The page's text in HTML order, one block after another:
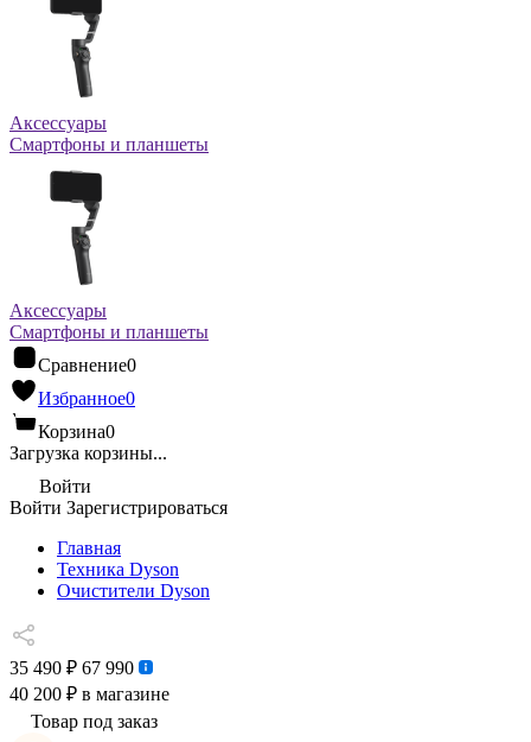
Аксессуары
Смартфоны и планшеты
Аксессуары
Смартфоны и планшеты
Сравнение0
Избранное0
Корзина0
Загрузка корзины...
Войти
Войти Зарегистрироваться
Главная
Техника Dyson
Очистители Dyson
35 490 ₽ 67 990
40 200 ₽ в магазине
Товар под заказ